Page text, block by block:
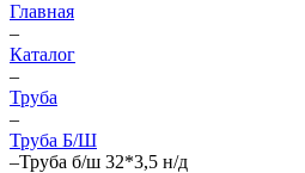
Главная
–
Каталог
–
Труба
–
Труба Б/Ш
–Труба б/ш 32*3,5 н/д